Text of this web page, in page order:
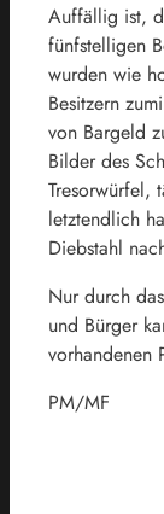
Auffällig ist,
fünfstelligen
wurden wie
Besitzern
von Bargeld
Bilder des
Tresorwürfel,
letztendlich
Diebstahl
Nur durch
und Bürger
vorhandenen
PM/MF